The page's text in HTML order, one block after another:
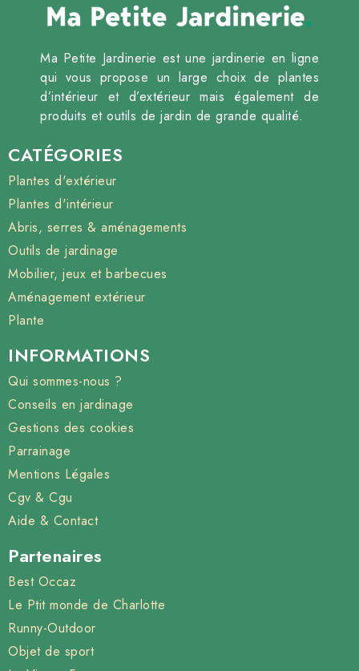
Ma Petite Jardinerie est une jardinerie en ligne
qui vous propose un large choix de plantes
d’intérieur et d’extérieur mais également de
produits et outils de jardin de grande qualité.
CATÉGORIES
Plantes d'extérieur
Plantes d'intérieur
Abris, serres & aménagements
Outils de jardinage
Mobilier, jeux et barbecues
Aménagement extérieur
Plante
INFORMATIONS
Qui sommes-nous ?
Conseils en jardinage
Gestions des cookies
Parrainage
Mentions Légales
Cgv & Cgu
Aide & Contact
Partenaires
Best Occaz
Le Ptit monde de Charlotte
Runny-Outdoor
Objet de sport